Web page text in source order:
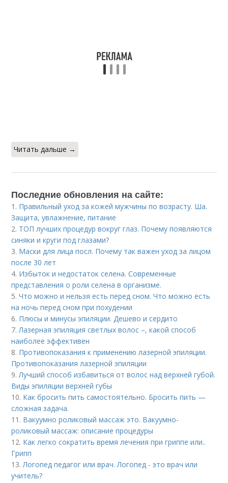
Читать дальше →
Последние обновления на сайте:
1. Правильный уход за кожей мужчины по возрасту. Ша.
Защита, увлажнение, питание
2. ТОП лучших процедур вокруг глаз. Почему появляются
синяки и круги под глазами?
3. Маски для лица посл. Почему так важен уход за лицом
после 30 лет
4. Избыток и недостаток селена. Современные
представления о роли селена в организме.
5.Что можно и нельзя есть перед сном. Что можно есть
на ночь перед сном при похудении
6. Плюсы и минусы эпиляции. Дешево и сердито
7. Лазерная эпиляция светлых волос –, какой способ
наиболее эффективен
8. Противопоказания к применению лазерной эпиляции.
Противопоказания лазерной эпиляции
9. Лучший способ избавиться от волос над верхней губой.
Виды эпиляции верхней губы
10. Как бросить пить самостоятельно. Бросить пить —
сложная задача.
11. Вакуумно роликовый массаж это. Вакуумно-
роликовый массаж: описание процедуры
12. Как легко сократить время лечения при гриппе или..
Грипп
13. Логопед педагог или врач. Логопед - это врач или
учитель?